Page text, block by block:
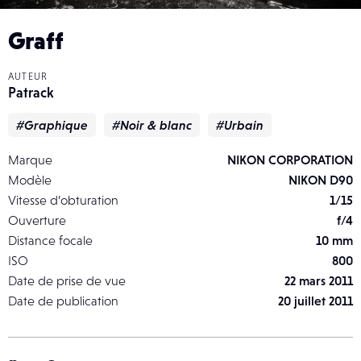
Graff
AUTEUR
Patrack
#Graphique #Noir & blanc #Urbain
Marque
NIKON CORPORATION
Modèle
NIKON D90
Vitesse d’obturation
1/15
Ouverture
f/4
Distance focale
10 mm
ISO
800
Date de prise de vue
22 mars 2011
Date de publication
20 juillet 2011